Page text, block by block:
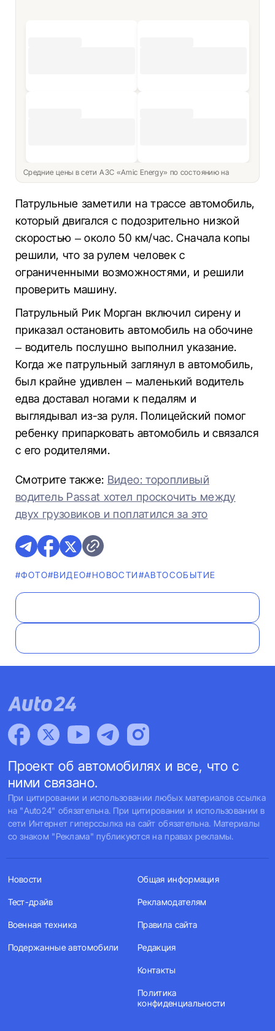
Средние цены в сети АЗС «Amic Energy» по состоянию на
Патрульные заметили на трассе автомобиль,
который двигался с подозрительно низкой
скоростью – около 50 км/час. Сначала копы
решили, что за рулем человек с
ограниченными возможностями, и решили
проверить машину.
Патрульный Рик Морган включил сирену и
приказал остановить автомобиль на обочине
– водитель послушно выполнил указание.
Когда же патрульный заглянул в автомобиль,
был крайне удивлен – маленький водитель
едва доставал ногами к педалям и
выглядывал из-за руля. Полицейский помог
ребенку припарковать автомобиль и связался
с его родителями.
Смотрите также: Видео: торопливый
водитель Passat хотел проскочить между
двух грузовиков и поплатился за это
#ФОТО#ВИДЕО#НОВОСТИ#АВТОСОБЫТИЕ
Проект об автомобилях и все, что с
ними связано.
При цитировании и использовании любых материалов ссылка
на "Auto24" обязательна. При цитировании и использовании в
сети Интернет гиперссылка на сайт обязательна. Материалы
со знаком "Реклама" публикуются на правах рекламы.
Новости
Тест-драйв
Военная техника
Подержанные автомобили
Общая информация
Рекламодателям
Правила сайта
Редакция
Контакты
Политика
конфиденциальности